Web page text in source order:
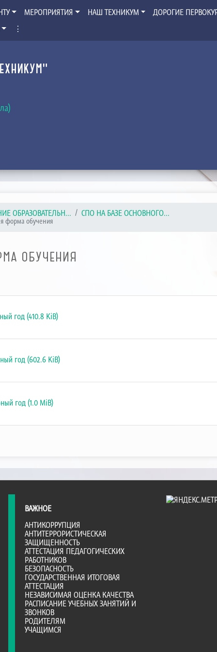
МЕРОПРИЯТИЯ НАШ ТЕХНИКУМ
ДОРОГИЕ
⋮
ОБРАЗОВАТЕЛЬН...
СПО НА БАЗЕ ОСНОВНОГО...
форма обучения
ОБУЧЕНИЯ
год (410.8 KiB)
год (602.6 KiB)
год (1.0 MiB)
ВАЖНОЕ
АНТИКОРРУПЦИЯ
АНТИТЕРРОРИСТИЧЕСКАЯ
ЗАЩИЩЕННОСТЬ
АТТЕСТАЦИЯ ПЕДАГОГИЧЕСКИХ
РАБОТНИКОВ
БЕЗОПАСНОСТЬ
ГОСУДАРСТВЕННАЯ ИТОГОВАЯ
АТТЕСТАЦИЯ
НЕЗАВИСИМАЯ ОЦЕНКА КАЧЕСТВА
РАСПИСАНИЕ УЧЕБНЫХ ЗАНЯТИЙ И
ЗВОНКОВ
РОДИТЕЛЯМ
УЧАЩИМСЯ